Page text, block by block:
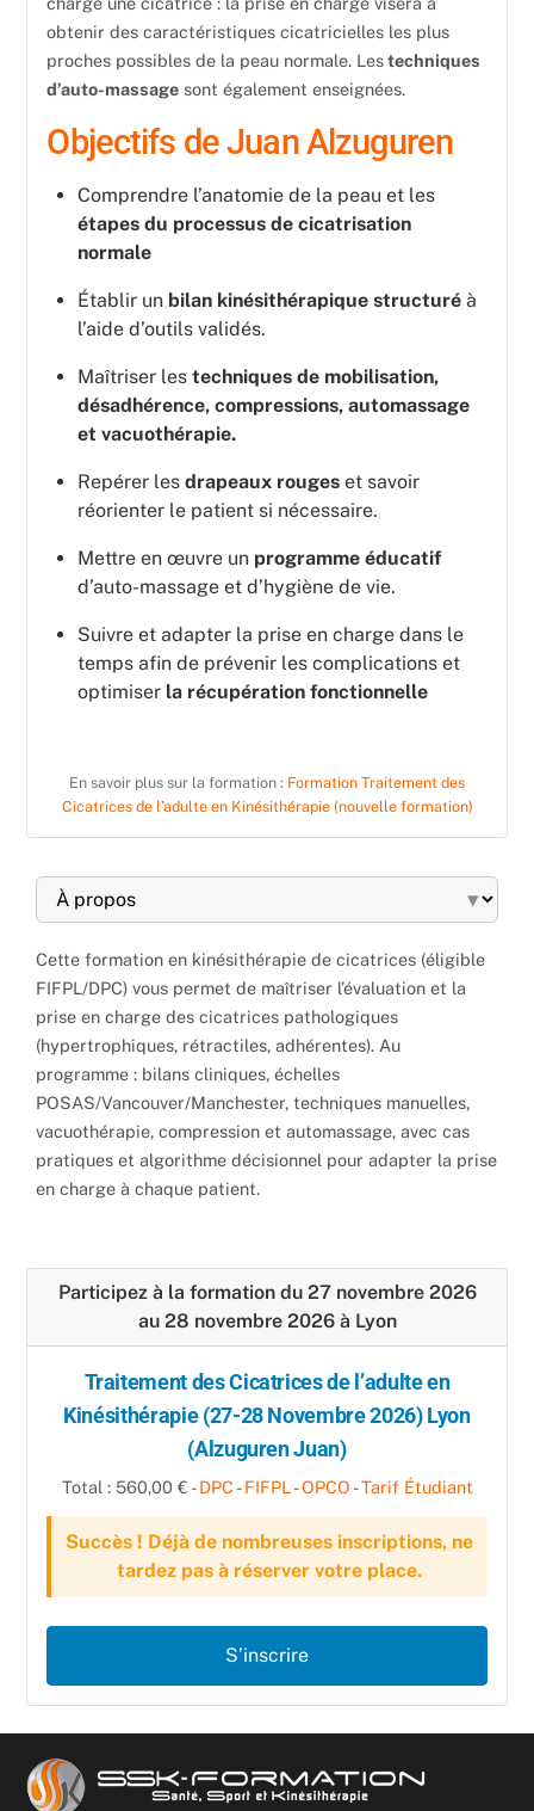
obtenir des caractéristiques cicatricielles les plus
proches possibles de la peau normale. Lestechniques
d’auto-massage sont également enseignées.
Objectifs de Juan Alzuguren
Comprendre l’anatomie de la peau et les
étapes du processus de cicatrisation
normale
Établir un bilan kinésithérapique structuré à
l’aide d’outils validés.
Maîtriser les techniques de mobilisation,
désadhérence, compressions, automassage
et vacuothérapie.
Repérer les drapeaux rouges et savoir
réorienter le patient si nécessaire.
Mettre en œuvre un programme éducatif
d’auto-massage et d’hygiène de vie.
Suivre et adapter la prise en charge dans le
temps afin de prévenir les complications et
optimiser la récupération fonctionnelle
En savoir plus sur la formation : Formation Traitement des
Cicatrices de l’adulte en Kinésithérapie (nouvelle formation)
▾
Cette formation en kinésithérapie de cicatrices (éligible
FIFPL/DPC) vous permet de maîtriser l’évaluation et la
prise en charge des cicatrices pathologiques
(hypertrophiques, rétractiles, adhérentes). Au
programme : bilans cliniques, échelles
POSAS/Vancouver/Manchester, techniques manuelles,
vacuothérapie, compression et automassage, avec cas
pratiques et algorithme décisionnel pour adapter la prise
en charge à chaque patient.
Participez à la formation du 27 novembre 2026
au 28 novembre 2026 à Lyon
Traitement des Cicatrices de l’adulte en
Kinésithérapie (27-28 Novembre 2026) Lyon
(Alzuguren Juan)
Total : 560,00 € -DPC -FIFPL-OPCO -Tarif Étudiant
Succès ! Déjà de nombreuses inscriptions, ne
tardez pas à réserver votre place.
S’inscrire